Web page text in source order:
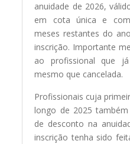
anuidade de 2026,
em cota única e
meses restantes do
inscrição. Importante
ao profissional que
mesmo que cancelada.
Profissionais cuja
longo de 2025
de desconto na
inscrição tenha sido